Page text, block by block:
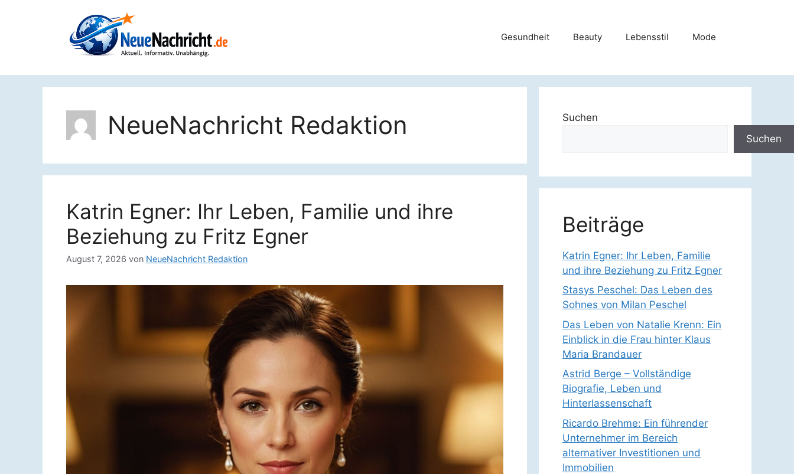
Gesundheit Beauty Lebensstil Mode
NeueNachricht Redaktion
Katrin Egner: Ihr Leben, Familie und ihre
Beziehung zu Fritz Egner
August 7, 2026 von NeueNachricht Redaktion
Suchen
Suchen
Beiträge
Katrin Egner: Ihr Leben, Familie
und ihre Beziehung zu Fritz Egner
Stasys Peschel: Das Leben des
Sohnes von Milan Peschel
Das Leben von Natalie Krenn: Ein
Einblick in die Frau hinter Klaus
Maria Brandauer
Astrid Berge – Vollständige
Biografie, Leben und
Hinterlassenschaft
Ricardo Brehme: Ein führender
Unternehmer im Bereich
alternativer Investitionen und
Immobilien